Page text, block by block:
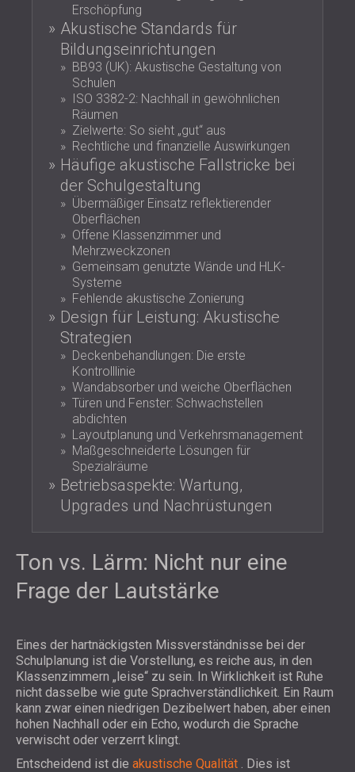
SCHALLSCHUTZ UND AKUSTIK FÜR
RESTAURANTS UND CLUBS
SCHALLSCHUTZ UND
AKUSTIKLÖSUNGEN FÜR HOTELS
SCHALLSCHUTZ UND AKUSTIK FÜR
HALLEN
SCHALLDÄMMUNG UND
AKUSTIKLÖSUNGEN FÜR
EINZELHANDELSFLÄCHEN
SCHALLSCHUTZ UND AKUSTIK FÜR
BILDUNGSEINRICHTUNGEN
SCHALLSCHUTZ UND AKUSTIK FÜR
GESUNDHEITSEINRICHTUNGE
SCHALLSCHUTZ UND
AKUSTIKLÖSUNGEN FÜR DEN
AUDIOLOGIEBEREICH
SCHALLDÄMMUNG UND
AKUSTIKLÖSUNGEN FÜR
RECHENZENTREN
GREAT BRITAIN (GB)
DEUTSCHLAND (DE)
SRBIJA (RS)
ROMÂNIA (RO)
POLAND (PL)
FINLAND (FI)
РОССИЯ (RU)
USA (US)
SOUTH AFRICA (ZA)
Erschöpfung
Akustische Standards für
Bildungseinrichtungen
BB93 (UK): Akustische Gestaltung von
Schulen
ISO 3382-2: Nachhall in gewöhnlichen
Räumen
Zielwerte: So sieht „gut“ aus
Rechtliche und finanzielle Auswirkungen
Häufige akustische Fallstricke bei
der Schulgestaltung
Übermäßiger Einsatz reflektierender
Oberflächen
Offene Klassenzimmer und
Mehrzweckzonen
Gemeinsam genutzte Wände und HLK-
Systeme
Fehlende akustische Zonierung
Design für Leistung: Akustische
Strategien
Deckenbehandlungen: Die erste
Kontrolllinie
Wandabsorber und weiche Oberflächen
Türen und Fenster: Schwachstellen
abdichten
Layoutplanung und Verkehrsmanagement
Maßgeschneiderte Lösungen für
Spezialräume
Betriebsaspekte: Wartung,
Upgrades und Nachrüstungen
Ton vs. Lärm: Nicht nur eine
Frage der Lautstärke
Eines der hartnäckigsten Missverständnisse bei der
Schulplanung ist die Vorstellung, es reiche aus, in den
Klassenzimmern „leise“ zu sein. In Wirklichkeit ist Ruhe
nicht dasselbe wie gute Sprachverständlichkeit. Ein Raum
kann zwar einen niedrigen Dezibelwert haben, aber einen
hohen Nachhall oder ein Echo, wodurch die Sprache
verwischt oder verzerrt klingt.
Entscheidend ist die akustische Qualität . Dies ist